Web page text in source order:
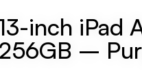
inch iPad
256GB –